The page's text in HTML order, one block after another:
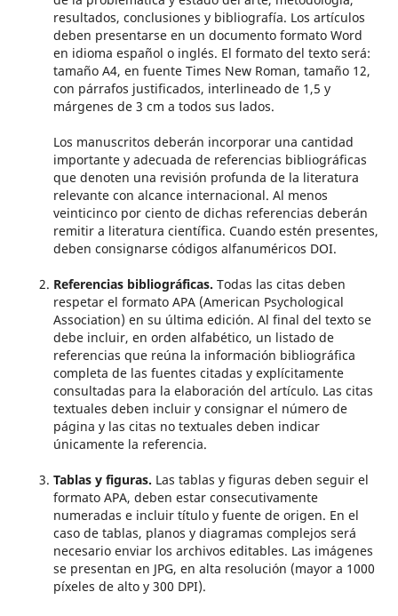
resultados, conclusiones y bibliografía. Los artículos
deben presentarse en un documento formato Word
en idioma español o inglés. El formato del texto será:
tamaño A4, en fuente Times New Roman, tamaño 12,
con párrafos justificados, interlineado de 1,5 y
márgenes de 3 cm a todos sus lados.
Los manuscritos deberán incorporar una cantidad
importante y adecuada de referencias bibliográficas
que denoten una revisión profunda de la literatura
relevante con alcance internacional. Al menos
veinticinco por ciento de dichas referencias deberán
remitir a literatura científica. Cuando estén presentes,
deben consignarse códigos alfanuméricos DOI.
Referencias bibliográficas. Todas las citas deben
respetar el formato APA (American Psychological
Association) en su última edición. Al final del texto se
debe incluir, en orden alfabético, un listado de
referencias que reúna la información bibliográfica
completa de las fuentes citadas y explícitamente
consultadas para la elaboración del artículo. Las citas
textuales deben incluir y consignar el número de
página y las citas no textuales deben indicar
únicamente la referencia.
Tablas y figuras. Las tablas y figuras deben seguir el
formato APA, deben estar consecutivamente
numeradas e incluir título y fuente de origen. En el
caso de tablas, planos y diagramas complejos será
necesario enviar los archivos editables. Las imágenes
se presentan en JPG, en alta resolución (mayor a 1000
píxeles de alto y 300 DPI).